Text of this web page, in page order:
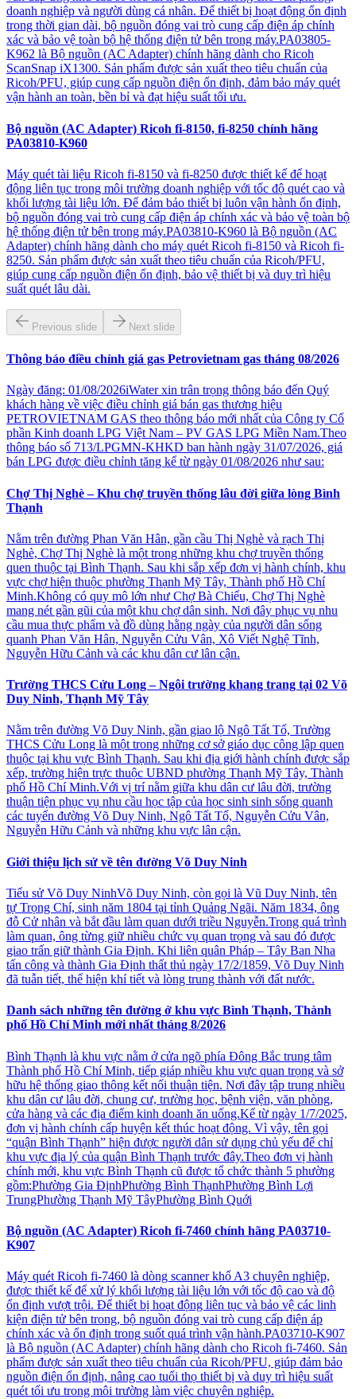
doanh nghiệp và người dùng cá nhân. Để thiết bị hoạt động ổn định
trong thời gian dài, bộ nguồn đóng vai trò cung cấp điện áp chính
xác và bảo vệ toàn bộ hệ thống điện tử bên trong máy.PA03805-
K962 là Bộ nguồn (AC Adapter) chính hãng dành cho Ricoh
ScanSnap iX1300. Sản phẩm được sản xuất theo tiêu chuẩn của
Ricoh/PFU, giúp cung cấp nguồn điện ổn định, đảm bảo máy quét
vận hành an toàn, bền bỉ và đạt hiệu suất tối ưu.
Bộ nguồn (AC Adapter) Ricoh fi-8150, fi-8250 chính hãng
PA03810-K960
Máy quét tài liệu Ricoh fi-8150 và fi-8250 được thiết kế để hoạt
động liên tục trong môi trường doanh nghiệp với tốc độ quét cao và
khối lượng tài liệu lớn. Để đảm bảo thiết bị luôn vận hành ổn định,
bộ nguồn đóng vai trò cung cấp điện áp chính xác và bảo vệ toàn bộ
hệ thống điện tử bên trong máy.PA03810-K960 là Bộ nguồn (AC
Adapter) chính hãng dành cho máy quét Ricoh fi-8150 và Ricoh fi-
8250. Sản phẩm được sản xuất theo tiêu chuẩn của Ricoh/PFU,
giúp cung cấp nguồn điện ổn định, bảo vệ thiết bị và duy trì hiệu
suất quét lâu dài.
Previous slide Next slide
Thông báo điều chỉnh giá gas Petrovietnam gas tháng 08/2026
Ngày đăng: 01/08/2026iWater xin trân trọng thông báo đến Quý
khách hàng về việc điều chỉnh giá bán gas thương hiệu
PETROVIETNAM GAS theo thông báo mới nhất của Công ty Cổ
phần Kinh doanh LPG Việt Nam – PV GAS LPG Miền Nam.Theo
thông báo số 713/LPGMN-KHKD ban hành ngày 31/07/2026, giá
bán LPG được điều chỉnh tăng kể từ ngày 01/08/2026 như sau:
Chợ Thị Nghè – Khu chợ truyền thống lâu đời giữa lòng Bình
Thạnh
Nằm trên đường Phan Văn Hân, gần cầu Thị Nghè và rạch Thị
Nghè, Chợ Thị Nghè là một trong những khu chợ truyền thống
quen thuộc tại Bình Thạnh. Sau khi sắp xếp đơn vị hành chính, khu
vực chợ hiện thuộc phường Thạnh Mỹ Tây, Thành phố Hồ Chí
Minh.Không có quy mô lớn như Chợ Bà Chiểu, Chợ Thị Nghè
mang nét gần gũi của một khu chợ dân sinh. Nơi đây phục vụ nhu
cầu mua thực phẩm và đồ dùng hằng ngày của người dân sống
quanh Phan Văn Hân, Nguyễn Cửu Vân, Xô Viết Nghệ Tĩnh,
Nguyễn Hữu Cảnh và các khu dân cư lân cận.
Trường THCS Cửu Long – Ngôi trường khang trang tại 02 Võ
Duy Ninh, Thạnh Mỹ Tây
Nằm trên đường Võ Duy Ninh, gần giao lộ Ngô Tất Tố, Trường
THCS Cửu Long là một trong những cơ sở giáo dục công lập quen
thuộc tại khu vực Bình Thạnh. Sau khi địa giới hành chính được sắp
xếp, trường hiện trực thuộc UBND phường Thạnh Mỹ Tây, Thành
phố Hồ Chí Minh.Với vị trí nằm giữa khu dân cư lâu đời, trường
thuận tiện phục vụ nhu cầu học tập của học sinh sinh sống quanh
các tuyến đường Võ Duy Ninh, Ngô Tất Tố, Nguyễn Cửu Vân,
Nguyễn Hữu Cảnh và những khu vực lân cận.
Giới thiệu lịch sử về tên đường Võ Duy Ninh
Tiểu sử Võ Duy NinhVõ Duy Ninh, còn gọi là Vũ Duy Ninh, tên
tự Trọng Chí, sinh năm 1804 tại tỉnh Quảng Ngãi. Năm 1834, ông
đỗ Cử nhân và bắt đầu làm quan dưới triều Nguyễn.Trong quá trình
làm quan, ông từng giữ nhiều chức vụ quan trọng và sau đó được
giao trấn giữ thành Gia Định. Khi liên quân Pháp – Tây Ban Nha
tấn công và thành Gia Định thất thủ ngày 17/2/1859, Võ Duy Ninh
đã tuẫn tiết, thể hiện khí tiết và lòng trung thành với đất nước.
Danh sách những tên đường ở khu vực Bình Thạnh, Thành
phố Hồ Chí Minh mới nhất tháng 8/2026
Bình Thạnh là khu vực nằm ở cửa ngõ phía Đông Bắc trung tâm
Thành phố Hồ Chí Minh, tiếp giáp nhiều khu vực quan trọng và sở
hữu hệ thống giao thông kết nối thuận tiện. Nơi đây tập trung nhiều
khu dân cư lâu đời, chung cư, trường học, bệnh viện, văn phòng,
cửa hàng và các địa điểm kinh doanh ăn uống.Kể từ ngày 1/7/2025,
đơn vị hành chính cấp huyện kết thúc hoạt động. Vì vậy, tên gọi
“quận Bình Thạnh” hiện được người dân sử dụng chủ yếu để chỉ
khu vực địa lý của quận Bình Thạnh trước đây.Theo đơn vị hành
chính mới, khu vực Bình Thạnh cũ được tổ chức thành 5 phường
gồm:Phường Gia ĐịnhPhường Bình ThạnhPhường Bình Lợi
TrungPhường Thạnh Mỹ TâyPhường Bình Quới
Bộ nguồn (AC Adapter) Ricoh fi-7460 chính hãng PA03710-
K907
Máy quét Ricoh fi-7460 là dòng scanner khổ A3 chuyên nghiệp,
được thiết kế để xử lý khối lượng tài liệu lớn với tốc độ cao và độ
ổn định vượt trội. Để thiết bị hoạt động liên tục và bảo vệ các linh
kiện điện tử bên trong, bộ nguồn đóng vai trò cung cấp điện áp
chính xác và ổn định trong suốt quá trình vận hành.PA03710-K907
là Bộ nguồn (AC Adapter) chính hãng dành cho Ricoh fi-7460. Sản
phẩm được sản xuất theo tiêu chuẩn của Ricoh/PFU, giúp đảm bảo
nguồn điện ổn định, nâng cao tuổi thọ thiết bị và duy trì hiệu suất
quét tối ưu trong môi trường làm việc chuyên nghiệp.